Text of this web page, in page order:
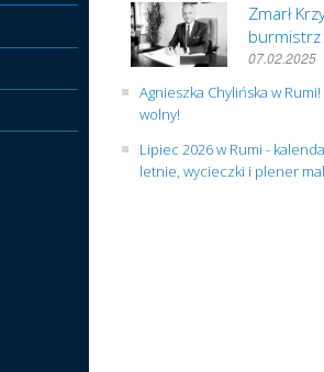
Zmarł
burmistrz
07.02.2025
Agnieszka Chylińska w
wolny!
Lipiec 2026 w Rumi -
letnie, wycieczki i plener